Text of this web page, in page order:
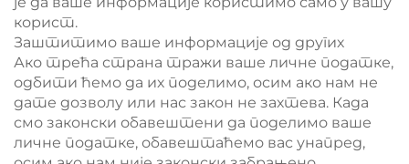
корист.
Заштитимо ваше информације од других
Ако трећа страна тражи ваше личне податке,
одбити ћемо да их поделимо, осим ако нам не
дате дозволу или нас закон не захтева. Када
смо законски обавештени да поделимо ваше
личне податке, обавештаћемо вас унапред,